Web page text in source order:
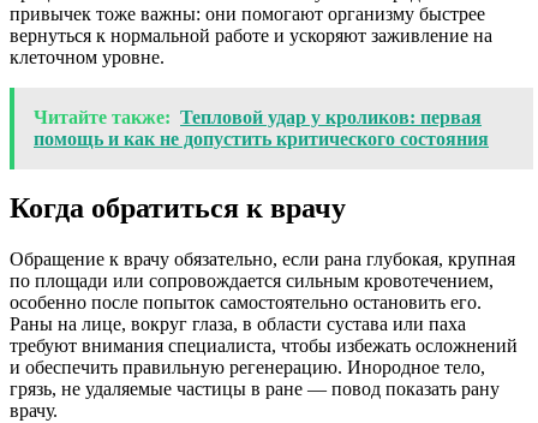
привычек тоже важны: они помогают организму быстрее
вернуться к нормальной работе и ускоряют заживление на
клеточном уровне.
Читайте также: Тепловой удар у кроликов: первая
помощь и как не допустить критического состояния
Когда обратиться к врачу
Обращение к врачу обязательно, если рана глубокая, крупная
по площади или сопровождается сильным кровотечением,
особенно после попыток самостоятельно остановить его.
Раны на лице, вокруг глаза, в области сустава или паха
требуют внимания специалиста, чтобы избежать осложнений
и обеспечить правильную регенерацию. Инородное тело,
грязь, не удаляемые частицы в ране — повод показать рану
врачу.